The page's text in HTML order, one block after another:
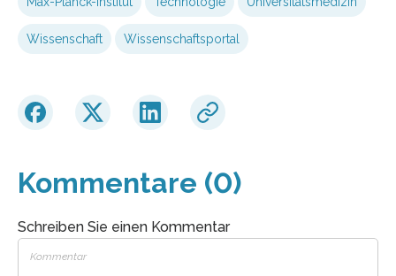
Wissenschaft Wissenschaftsportal
Kommentare (0)
Schreiben Sie einen Kommentar